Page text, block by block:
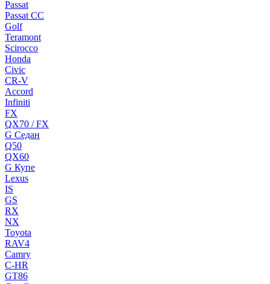
Passat
Passat CC
Golf
Teramont
Scirocco
Honda
Civic
CR-V
Accord
Infiniti
FX
QX70 / FX
G Cедан
Q50
QX60
G Купе
Lexus
IS
GS
RX
NX
Toyota
RAV4
Camry
C-HR
GT86